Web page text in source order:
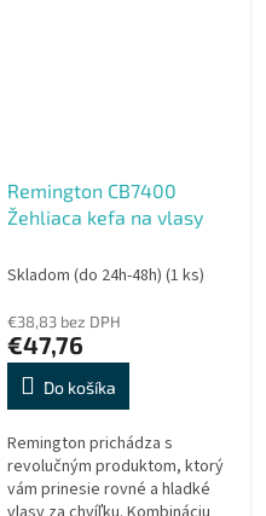
Remington CB7400
Žehliaca kefa na vlasy
Skladom (do 24h-48h) (1 ks)
€38,83 bez DPH
€47,76
Do košíka
Remington prichádza s
revolučným produktom, ktorý
vám prinesie rovné a hladké